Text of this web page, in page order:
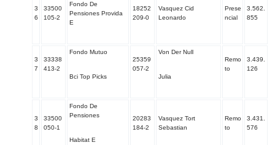
3
6
33500
105-2
Fondo De
Pensiones Provida
E
18252
209-0
Vasquez Cid
Leonardo
Prese
ncial
3.562.
855
3
7
33338
413-2
Fondo Mutuo
Bci Top Picks
25359
057-2
Von Der Null
Julia
Remo
to
3.439.
126
3
8
33500
050-1
Fondo De
Pensiones
Habitat E
20283
184-2
Vasquez Tort
Sebastian
Remo
to
3.431.
576